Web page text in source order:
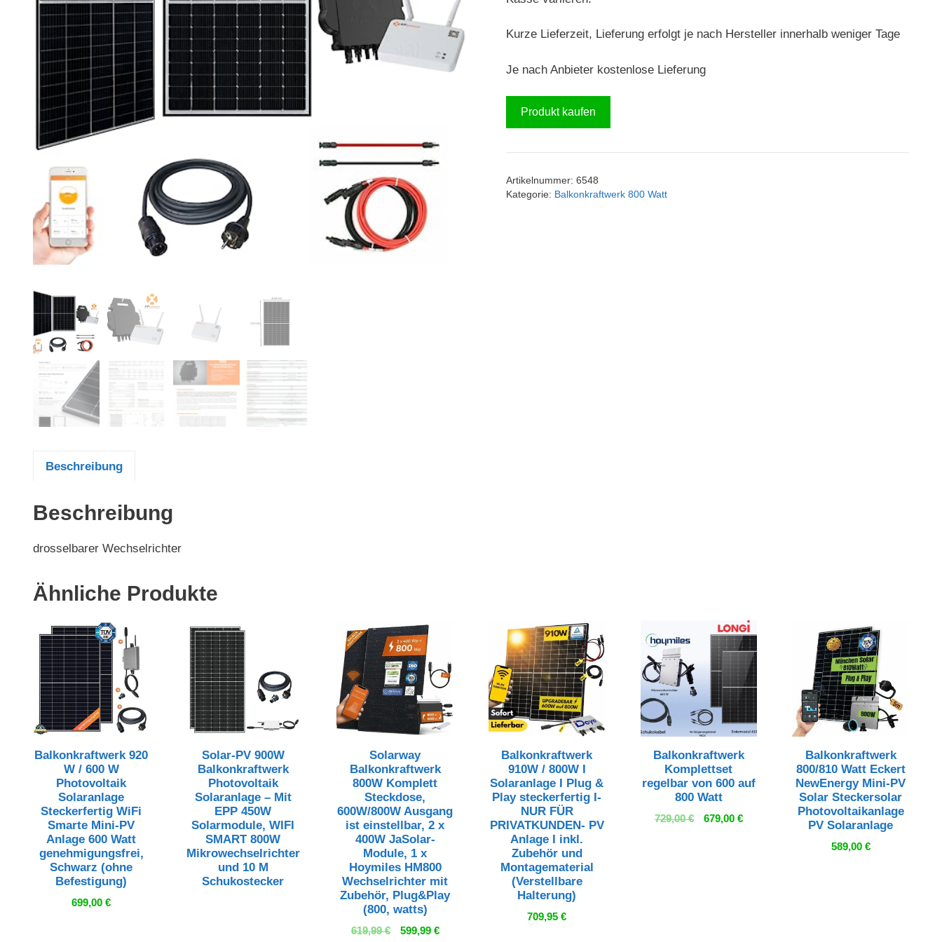
Kurze Lieferzeit, Lieferung erfolgt je nach Hersteller innerhalb weniger Tage
Je nach Anbieter kostenlose Lieferung
Produkt kaufen
Artikelnummer: 6548
Kategorie: Balkonkraftwerk 800 Watt
Beschreibung
Beschreibung
drosselbarer Wechselrichter
Ähnliche Produkte
Balkonkraftwerk 920
W / 600 W
Photovoltaik
Solaranlage
Steckerfertig WiFi
Smarte Mini-PV
Anlage 600 Watt
genehmigungsfrei,
Schwarz (ohne
Befestigung)
699,00€
Solar-PV 900W
Balkonkraftwerk
Photovoltaik
Solaranlage – Mit
EPP 450W
Solarmodule, WIFI
SMART 800W
Mikrowechselrichter
und 10 M
Schukostecker
Solarway
Balkonkraftwerk
800W Komplett
Steckdose,
600W/800W Ausgang
ist einstellbar, 2 x
400W JaSolar-
Module, 1 x
Hoymiles HM800
Wechselrichter mit
Zubehör, Plug&Play
(800, watts)
619,99€
Ursprünglicher
599,99 €Aktueller
Balkonkraftwerk
910W / 800W I
Solaranlage I Plug &
Play steckerfertig I-
NUR FÜR
PRIVATKUNDEN- PV
Anlage I inkl.
Zubehör und
Montagematerial
(Verstellbare
Halterung)
709,95€
Balkonkraftwerk
Komplettset
regelbar von 600 auf
800 Watt
729,00€
Ursprünglicher
679,00 €Aktueller
Balkonkraftwerk
800/810 Watt Eckert
NewEnergy Mini-PV
Solar Steckersolar
Photovoltaikanlage
PV Solaranlage
589,00 €